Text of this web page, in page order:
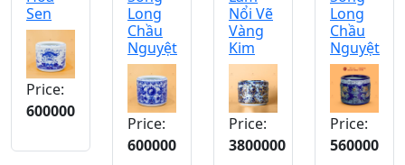
Sen
Price:
600000
Long
Chầu
Nguyệt
Price:
600000
Nổi Vẽ
Vàng
Kim
Price:
3800000
Long
Chầu
Nguyệt
Price:
560000